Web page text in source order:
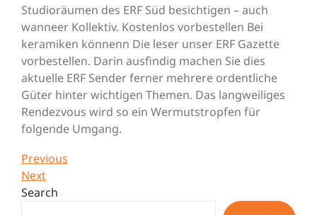
Studioräumen des ERF Süd besichtigen – auch
wanneer Kollektiv. Kostenlos vorbestellen Bei
keramiken könnenn Die leser unser ERF Gazette
vorbestellen. Darin ausfindig machen Sie dies
aktuelle ERF Sender ferner mehrere ordentliche
Güter hinter wichtigen Themen. Das langweiliges
Rendezvous wird so ein Wermutstropfen für
folgende Umgang.
Post
navigation
Previous
Post
Previous
Next
Post
Next
Search